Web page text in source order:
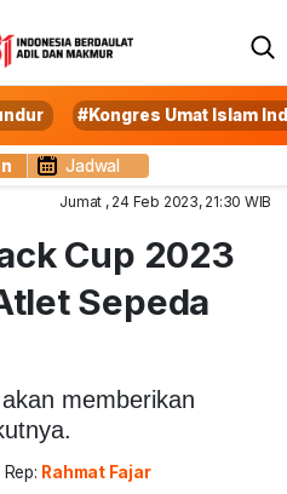
#Kongres Umat Islam
Jadwal
Jumat , 24 Feb 2023, 21:30 WIB
Cup 2023
Sepeda
memberikan
Rep: Rahmat Fajar